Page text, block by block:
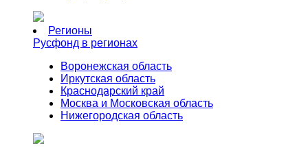
Регионы
Русфонд в регионах
Воронежская область
Иркутская область
Краснодарский край
Москва и Московская область
Нижегородская область